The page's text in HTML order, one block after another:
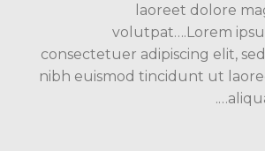
laoreet dolore
volutpat….Lorem
consectetuer adipiscing elit,
nibh euismod tincidunt ut